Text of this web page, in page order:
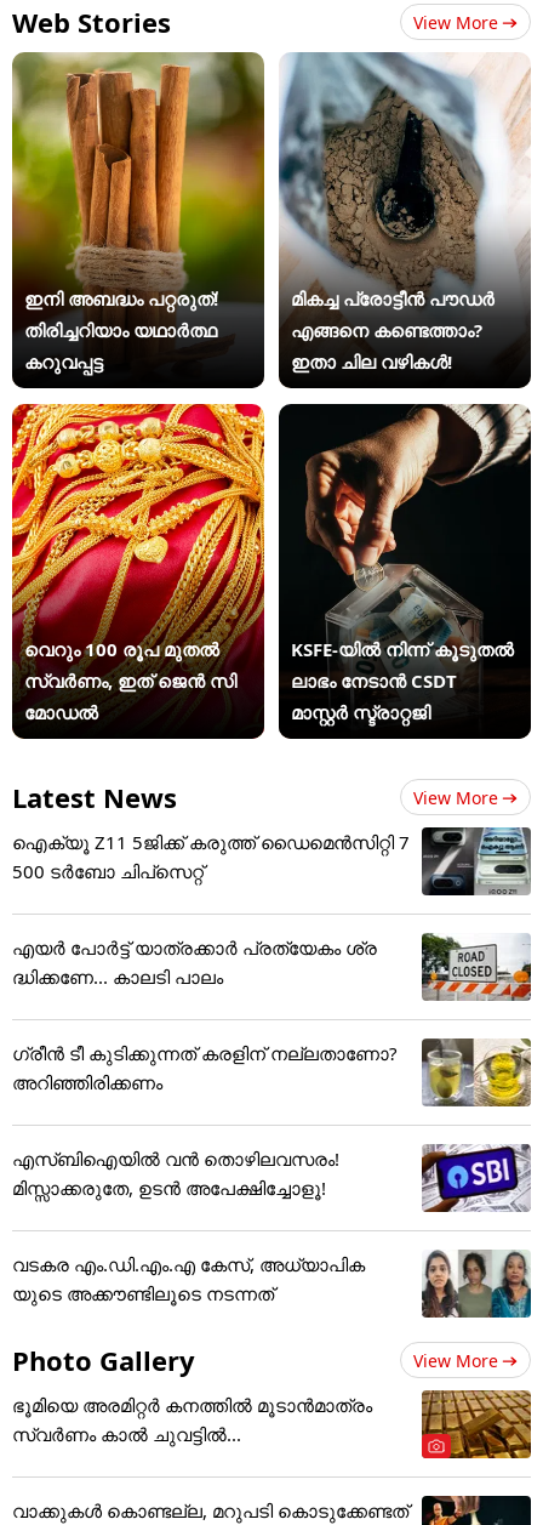
Web Stories View More
ഇനി അബദ്ധം പറ്റരുത്!
തിരിച്ചറിയാം യഥാര്‍ത്ഥ
കറുവപ്പട്ട
മികച്ച പ്രോട്ടീൻ പൗഡർ
എങ്ങനെ കണ്ടെത്താം?
ഇതാ ചില വഴികൾ!
വെറും 100 രൂപ മുതല്‍
സ്വർണം, ഇത് ജെൻ സി
മോഡൽ
KSFE-യില്‍ നിന്ന് കൂടുതല്‍
ലാഭം നേടാന്‍ CSDT
മാസ്റ്റര്‍ സ്ട്രാറ്റജി
Latest News View More
ഐക്യൂ Z11 5ജിക്ക് കരുത്ത് ഡൈമെൻസിറ്റി 7
500 ടർബോ ചിപ്‌സെറ്റ്
എയർ പോർട്ട് യാത്രക്കാർ പ്രത്യേകം ശ്ര
ദ്ധിക്കണേ... കാലടി പാലം
ഗ്രീൻ ടീ കുടിക്കുന്നത് കരളിന് നല്ലതാണോ?
അറിഞ്ഞിരിക്കണം
എസ്ബിഐയിൽ വൻ തൊഴിലവസരം!
മിസ്സാക്കരുതേ, ഉടൻ അപേക്ഷിച്ചോളൂ!
വടകര എം.ഡി.എം.എ കേസ്, അധ്യാപിക
യുടെ അക്കൗണ്ടിലൂടെ നടന്നത്
Photo Gallery View More
ഭൂമിയെ അരമിറ്റർ കനത്തിൽ മൂടാൻമാത്രം
സ്വർണം കാൽ ചുവട്ടിൽ...
വാക്കുകൾ കൊണ്ടല്ല, മറുപടി കൊടുക്കേണ്ടത്